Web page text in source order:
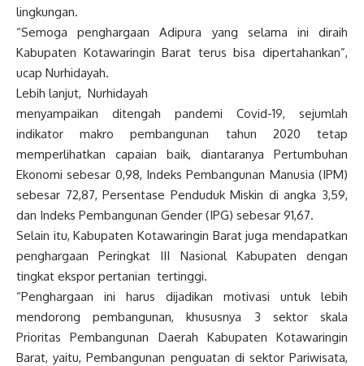
lingkungan.
“Semoga penghargaan Adipura yang selama ini diraih
Kabupaten Kotawaringin Barat terus bisa dipertahankan”,
ucap Nurhidayah.
Lebih lanjut, Nurhidayah
menyampaikan ditengah pandemi Covid-19, sejumlah
indikator makro pembangunan tahun 2020 tetap
memperlihatkan capaian baik, diantaranya Pertumbuhan
Ekonomi sebesar 0,98, Indeks Pembangunan Manusia (IPM)
sebesar 72,87, Persentase Penduduk Miskin di angka 3,59,
dan Indeks Pembangunan Gender (IPG) sebesar 91,67.
Selain itu, Kabupaten Kotawaringin Barat juga mendapatkan
penghargaan Peringkat III Nasional Kabupaten dengan
tingkat ekspor pertanian tertinggi.
“Penghargaan ini harus dijadikan motivasi untuk lebih
mendorong pembangunan, khususnya 3 sektor skala
Prioritas Pembangunan Daerah Kabupaten Kotawaringin
Barat, yaitu, Pembangunan penguatan di sektor Pariwisata,